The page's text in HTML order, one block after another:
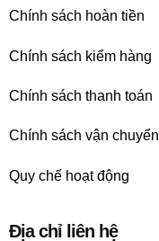
Chính sách hoàn tiền
Chính sách kiểm hàng
Chính sách thanh toán
Chính sách vận chuyển
Quy chế hoạt động
Địa chỉ liên hệ